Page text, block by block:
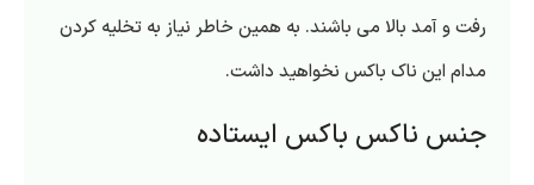
رفت و آمد بالا می باشند. به همین خاطر نیاز به تخلیه کردن
مدام این ناک باکس نخواهید داشت.
جنس ناکس باکس ایستاده